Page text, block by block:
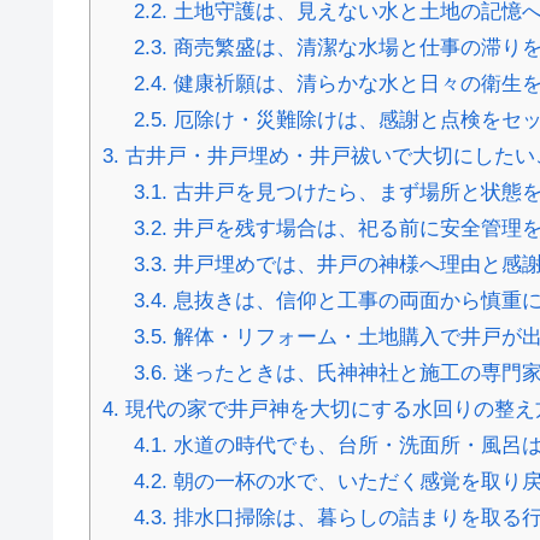
2.2. 土地守護は、見えない水と土地の記憶
2.3. 商売繁盛は、清潔な水場と仕事の滞り
2.4. 健康祈願は、清らかな水と日々の衛生
2.5. 厄除け・災難除けは、感謝と点検をセ
3. 古井戸・井戸埋め・井戸祓いで大切にしたい
3.1. 古井戸を見つけたら、まず場所と状態
3.2. 井戸を残す場合は、祀る前に安全管理
3.3. 井戸埋めでは、井戸の神様へ理由と感
3.4. 息抜きは、信仰と工事の両面から慎重
3.5. 解体・リフォーム・土地購入で井戸が
3.6. 迷ったときは、氏神神社と施工の専門
4. 現代の家で井戸神を大切にする水回りの整え
4.1. 水道の時代でも、台所・洗面所・風呂
4.2. 朝の一杯の水で、いただく感覚を取り
4.3. 排水口掃除は、暮らしの詰まりを取る